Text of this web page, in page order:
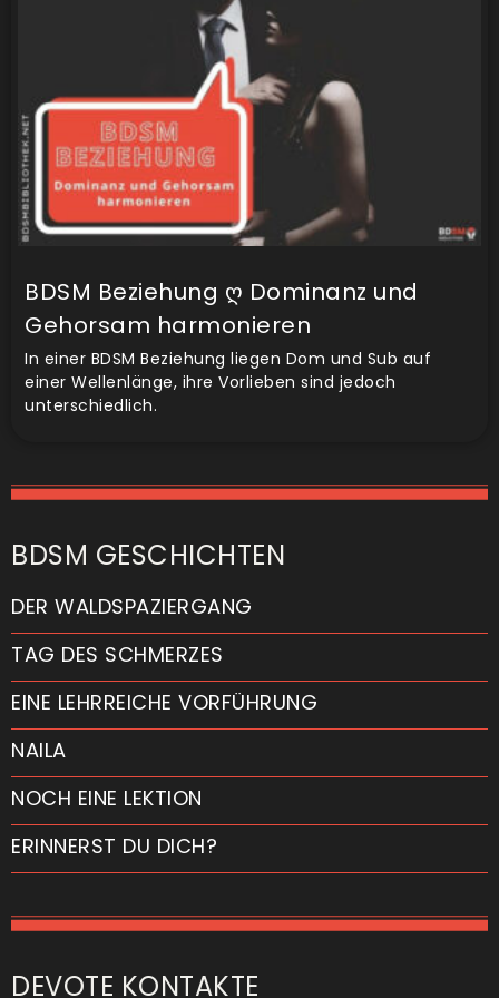
BDSM Beziehung ღ Dominanz und
Gehorsam harmonieren
In einer BDSM Beziehung liegen Dom und Sub auf
einer Wellenlänge, ihre Vorlieben sind jedoch
unterschiedlich.
BDSM GESCHICHTEN
DER WALDSPAZIERGANG
TAG DES SCHMERZES
EINE LEHRREICHE VORFÜHRUNG
NAILA
NOCH EINE LEKTION
ERINNERST DU DICH?
DEVOTE KONTAKTE